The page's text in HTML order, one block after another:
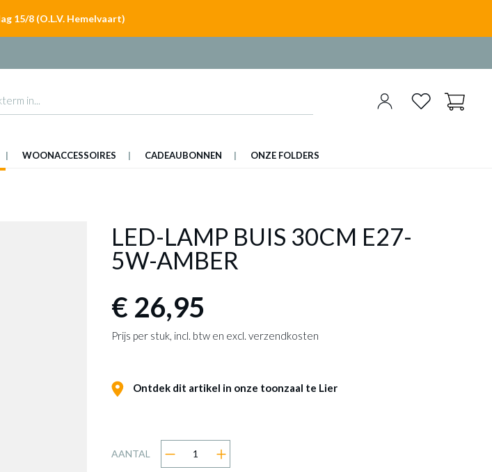
15/8 (O.L.V. Hemelvaart)
WOONACCESSOIRES CADEAUBONNEN ONZE FOLDERS
LED-LAMP BUIS 30CM E27-
5W-AMBER
€ 26,95
Prijs per stuk, incl. btw en excl. verzendkosten
Ontdek dit artikel in onze toonzaal te Lier
AANTAL